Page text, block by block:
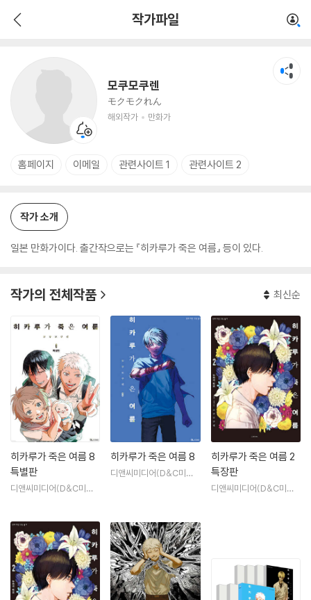
작가파일
모쿠모쿠렌
モクモクれん
해외작가
만화가
홈페이지 이메일 관련사이트 1 관련사이트 2
작가 소개
일본 만화가이다. 출간작으로는 『히카루가 죽은 여름』 등이 있다.
작가의 전체작품 최신순
히카루가 죽은 여름 8
특별판
디앤씨미디어(D&C미디
히카루가 죽은 여름 8
디앤씨미디어(D&C미디
히카루가 죽은 여름 2
특장판
디앤씨미디어(D&C미디